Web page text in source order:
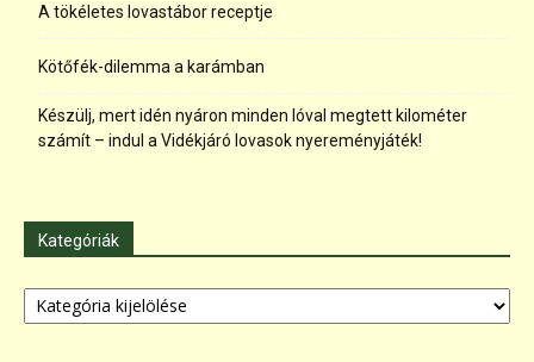
A tökéletes lovastábor receptje
Kötőfék-dilemma a karámban
Készülj, mert idén nyáron minden lóval megtett kilométer
számít – indul a Vidékjáró lovasok nyereményjáték!
Kategóriák
Kategóriák